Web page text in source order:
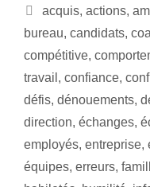
acquis, actions,
bureau, candidats,
compétitive,
travail , confiance,
défis, dénouements,
direction, échanges,
employés, entreprise,
équipes, erreurs,